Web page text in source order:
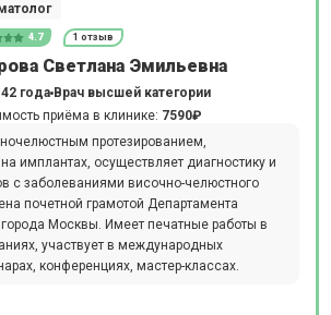
4.7 1 отзыв
Светлана Эмильевна
года Врач высшей категории
приёма в клинике: 7590₽
протезированием,
имплантах, осуществляет диагностику и
с заболеваниями височно-челюстного
почетной грамотой Департамента
Москвы. Имеет печатные работы в
участвует в международных
конференциях, мастер-классах.